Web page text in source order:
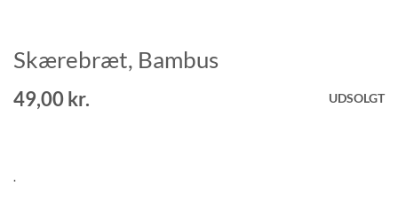
Gå
til
starten
af
Skærebræt, Bambus
49,00 kr. UDSOLGT
.